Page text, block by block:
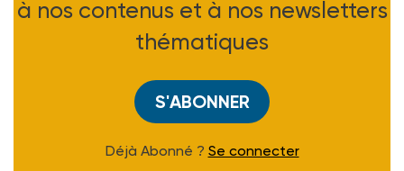
à nos contenus et à nos newsletters
thématiques
S'ABONNER
Déjà Abonné ? Se connecter